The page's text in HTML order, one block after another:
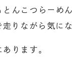
んこつらーめ
りながら気に
ります。